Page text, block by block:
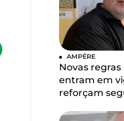
AMPÉRE
Novas
entram em
reforçam